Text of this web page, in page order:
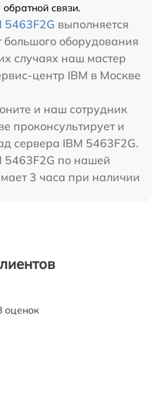
связи.
5463F2G выполняется
большого оборудования
случаях наш мастер
центр IBM в Москве
и наш сотрудник
проконсультирует и
сервера IBM 5463F2G.
5463F2G по нашей
3 часа при наличии
оценок